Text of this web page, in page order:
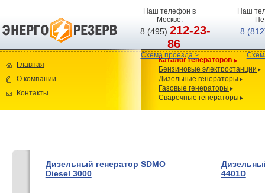
Наш телефон в
Москве:
8 (495)212-23-
86
Схема проезда >
Наш
8
Главная
О компании
Контакты
Каталог генераторов
Бензиновые электростанции
Дизельные генераторы
Газовые генераторы
Сварочные генераторы
Дизельный генератор SDMO
Diesel 3000
4401D